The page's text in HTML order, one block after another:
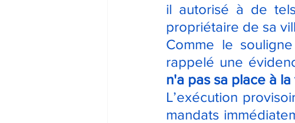
il autorisé à de
propriétaire de sa
Comme le
rappelé une
n'a pas sa place à
L’exécution
mandats